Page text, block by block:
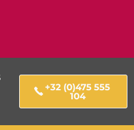
+32 (0)475 555
104